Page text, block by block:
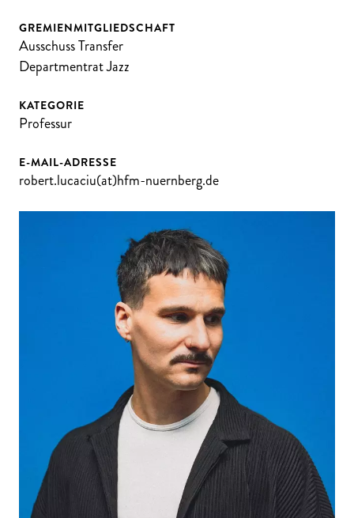
GREMIENMITGLIEDSCHAFT
Ausschuss Transfer
Departmentrat Jazz
KATEGORIE
Professur
E-MAIL-ADRESSE
robert.lucaciu(at)hfm-nuernberg.de